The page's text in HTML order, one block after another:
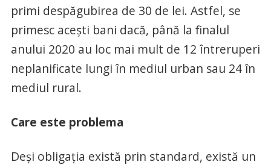
primi despăgubirea de 30 de lei. Astfel, se
primesc aceşti bani dacă, până la finalul
anului 2020 au loc mai mult de 12 întreruperi
neplanificate lungi în mediul urban sau 24 în
mediul rural.
Care este problema
Deşi obligaţia există prin standard, există un